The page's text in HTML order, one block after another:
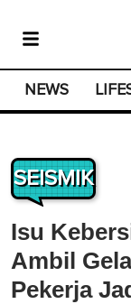
NEWS
SEISMIK
Isu
Ambil
Pekerja